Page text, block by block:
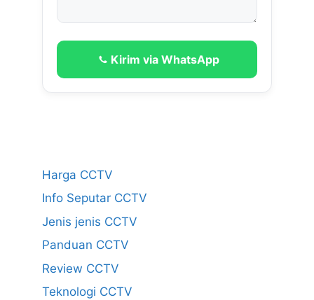
Kirim via WhatsApp
Harga CCTV
Info Seputar CCTV
Jenis jenis CCTV
Panduan CCTV
Review CCTV
Teknologi CCTV